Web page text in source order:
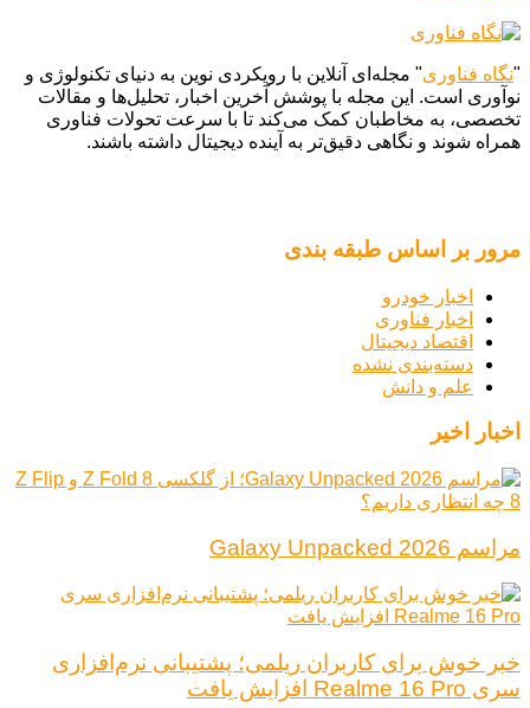
"نگاه فناوری" مجله‌ای آنلاین با رویکردی نوین به دنیای تکنولوژی و
نوآوری است. این مجله با پوشش آخرین اخبار، تحلیل‌ها و مقالات
تخصصی، به مخاطبان کمک می‌کند تا با سرعت تحولات فناوری
همراه شوند و نگاهی دقیق‌تر به آینده دیجیتال داشته باشند.
مرور بر اساس طبقه بندی
اخبار خودرو
اخبار فناوری
اقتصاد دیجیتال
دسته‌بندی نشده
علم و دانش
اخبار اخیر
مراسم Galaxy Unpacked 2026
خبر خوش برای کاربران ریلمی؛ پشتیبانی نرم‌افزاری
سری Realme 16 Pro افزایش یافت